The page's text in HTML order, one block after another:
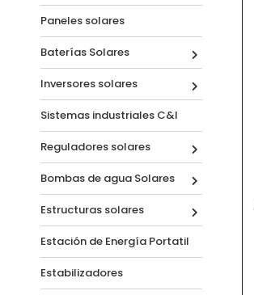
Paneles solares
Baterías Solares
Inversores solares
Sistemas industriales C&I
Reguladores solares
Bombas de agua Solares
Estructuras solares
Estación de Energía Portatil
Estabilizadores